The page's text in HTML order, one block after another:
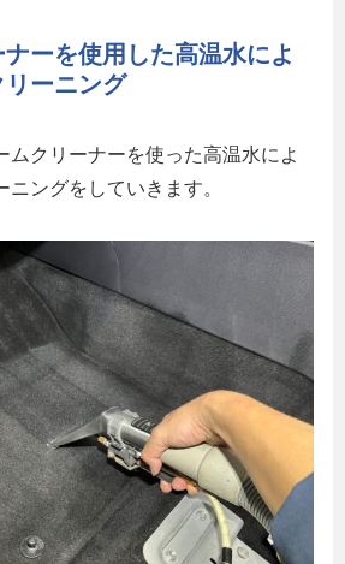
ーを使用した高温水によ
ーニング
ムクリーナーを使った高温水によ
ニングをしていきます。